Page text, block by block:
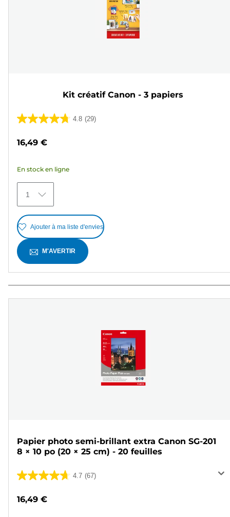
Kit créatif Canon - 3 papiers
4.8 (29)
4.8
5
29
avis
16,49 €
En stock en ligne
1
Ajouter à ma liste d'envies
M'AVERTIR
Papier photo semi-brillant extra Canon SG-201
8 × 10 po (20 × 25 cm) - 20 feuilles
4.7 (67)
4.7
16,49 €